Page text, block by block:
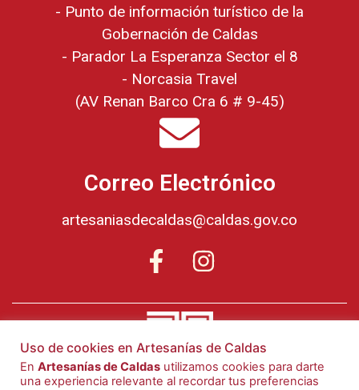
- Punto de información turístico de la
Gobernación de Caldas
- Parador La Esperanza Sector el 8
- Norcasia Travel
(AV Renan Barco Cra 6 # 9-45)
Correo Electrónico
artesaniasdecaldas@caldas.gov.co
Uso de cookies en Artesanías de Caldas
En Artesanías de Caldas utilizamos cookies para darte
una experiencia relevante al recordar tus preferencias